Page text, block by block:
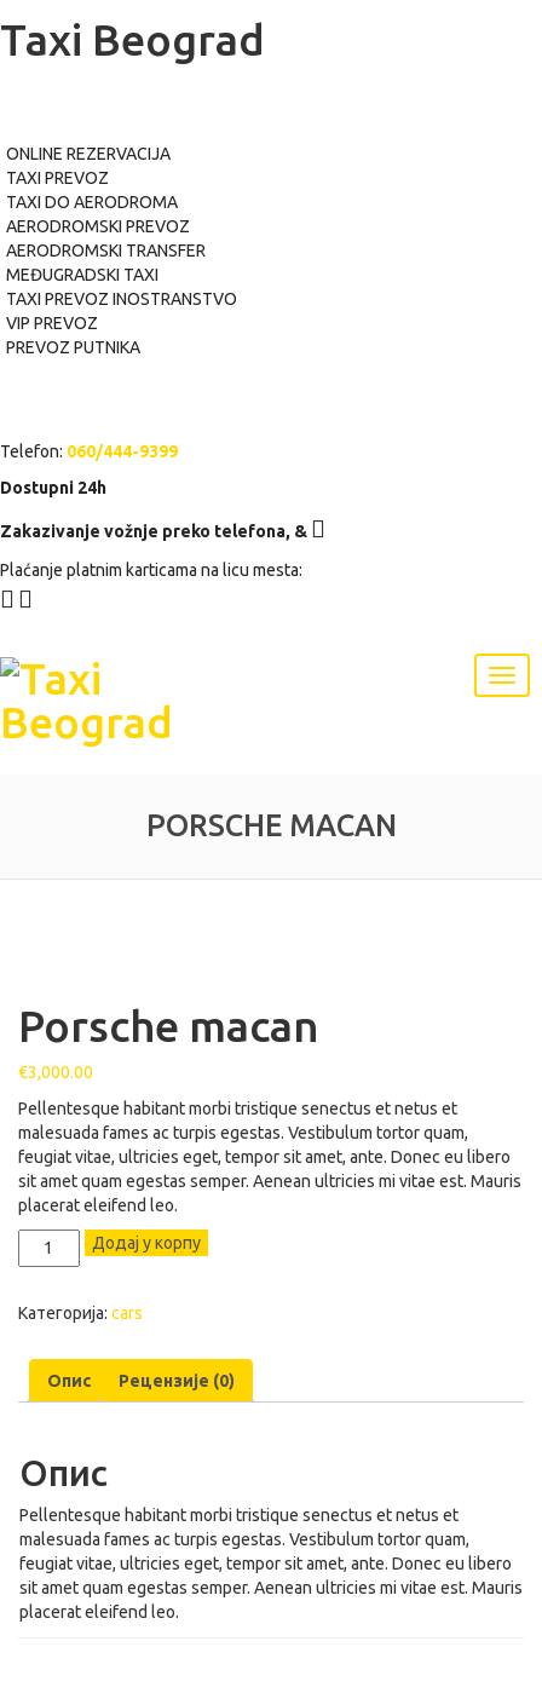
Taxi Beograd
ONLINE REZERVACIJA
TAXI PREVOZ
TAXI DO AERODROMA
AERODROMSKI PREVOZ
AERODROMSKI TRANSFER
MEĐUGRADSKI TAXI
TAXI PREVOZ INOSTRANSTVO
VIP PREVOZ
PREVOZ PUTNIKA
Telefon: 060/444-9399
Dostupni 24h
Zakazivanje vožnje preko telefona, &
Plaćanje platnim karticama na licu mesta:
PORSCHE MACAN
Porsche macan
€3,000.00
Pellentesque habitant morbi tristique senectus et netus et
malesuada fames ac turpis egestas. Vestibulum tortor quam,
feugiat vitae, ultricies eget, tempor sit amet, ante. Donec eu libero
sit amet quam egestas semper. Aenean ultricies mi vitae est. Mauris
placerat eleifend leo.
Porsche
macan
Додај у корпу
Категорија: cars
Опис Рецензије (0)
Опис
Pellentesque habitant morbi tristique senectus et netus et
malesuada fames ac turpis egestas. Vestibulum tortor quam,
feugiat vitae, ultricies eget, tempor sit amet, ante. Donec eu libero
sit amet quam egestas semper. Aenean ultricies mi vitae est. Mauris
placerat eleifend leo.